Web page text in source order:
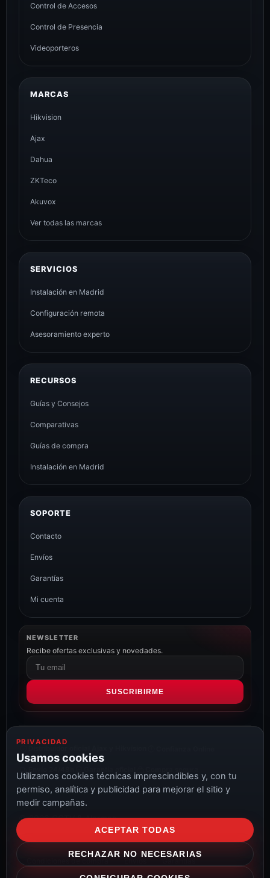
Control de Accesos
Control de Presencia
Videoporteros
MARCAS
Hikvision
Ajax
Dahua
ZKTeco
Akuvox
Ver todas las marcas
SERVICIOS
Instalación en Madrid
Configuración remota
Asesoramiento experto
RECURSOS
Guías y Consejos
Comparativas
Guías de compra
Instalación en Madrid
SOPORTE
Contacto
Envíos
Garantías
Mi cuenta
NEWSLETTER
Recibe ofertas exclusivas y novedades.
Correo
electrónico
SUSCRIBIRME
© 2026 CCTV & Alarmas
PRIVACIDAD
Usamos cookies
Utilizamos cookies técnicas imprescindibles y, con tu
permiso, analítica y publicidad para mejorar el sitio y
medir campañas.
ACEPTAR TODAS
RECHAZAR NO NECESARIAS